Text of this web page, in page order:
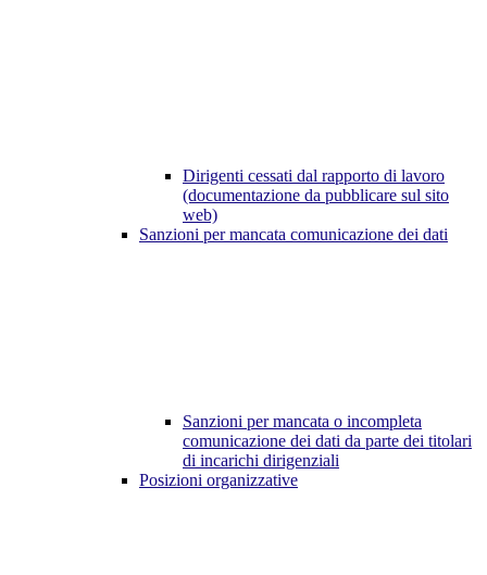
Dirigenti cessati dal rapporto di lavoro
(documentazione da pubblicare sul sito
web)
Sanzioni per mancata comunicazione dei dati
Sanzioni per mancata o incompleta
comunicazione dei dati da parte dei titolari
di incarichi dirigenziali
Posizioni organizzative